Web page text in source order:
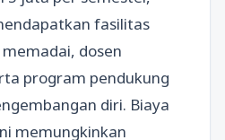
fasilitas
dosen
program pendukung
diri. Biaya
memungkinkan